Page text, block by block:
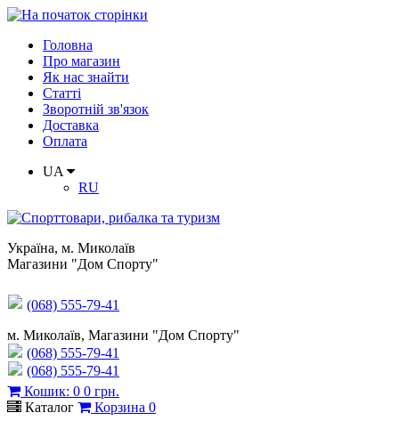
Головна
Про магазин
Як нас знайти
Статті
Зворотній зв'язок
Доставка
Оплата
UA
RU
Україна, м. Миколаїв
Магазини "Дом Спорту"
(068) 555-79-41
м. Миколаїв, Магазини "Дом Спорту"
(068) 555-79-41
(068) 555-79-41
Кошик: 0 0 грн.
Каталог
Корзина 0